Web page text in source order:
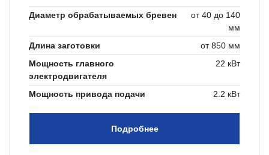
Диаметр обрабатываемых бревен
от 40 до 140
мм
Длина заготовки
от 850 мм
Мощность главного
электродвигателя
22 кВт
Мощность привода подачи 2.2 кВт
Подробнее